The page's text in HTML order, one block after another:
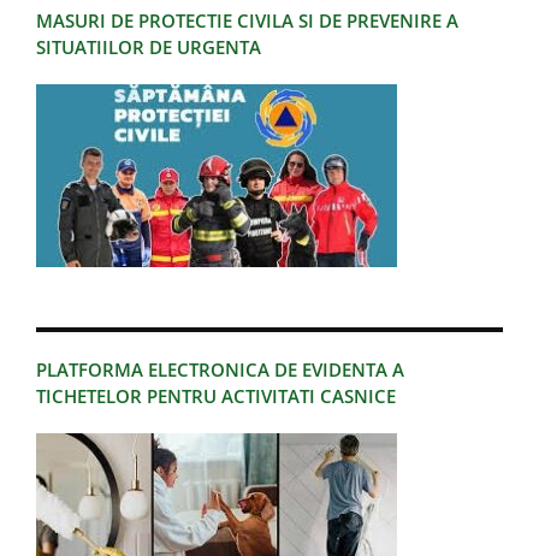
MASURI DE PROTECTIE CIVILA SI DE PREVENIRE A
SITUATIILOR DE URGENTA
PLATFORMA ELECTRONICA DE EVIDENTA A
TICHETELOR PENTRU ACTIVITATI CASNICE